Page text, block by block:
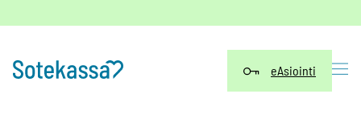
eAsiointi